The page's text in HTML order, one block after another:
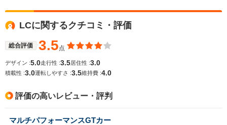
LCに関するクチコミ・評価
総合評価 3.5 点
デザイン :5.0走行性 :3.5居住性 :3.0
積載性 :3.0運転しやすさ :3.5維持費 :4.0
評価の高いレビュー・評判
マルチパフォーマンスGTカー